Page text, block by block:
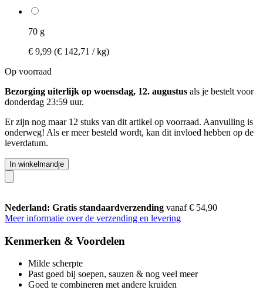
70 g
€ 9,99 (€ 142,71 / kg)
Op voorraad
Bezorging uiterlijk op woensdag, 12. augustus als je bestelt voor
donderdag 23:59 uur.
Er zijn nog maar 12 stuks van dit artikel op voorraad. Aanvulling is
onderweg! Als er meer besteld wordt, kan dit invloed hebben op de
leverdatum.
In winkelmandje
Nederland: Gratis standaardverzending vanaf € 54,90
Meer informatie over de verzending en levering
Kenmerken & Voordelen
Milde scherpte
Past goed bij soepen, sauzen & nog veel meer
Goed te combineren met andere kruiden